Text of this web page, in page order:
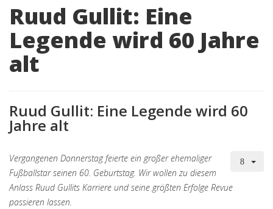
Ruud Gullit: Eine
Legende wird 60 Jahre
alt
Ruud Gullit: Eine Legende wird 60
Jahre alt
Vergangenen Donnerstag feierte ein großer ehemaliger
Fußballstar seinen 60. Geburtstag. Wir wollen zu diesem
Anlass Ruud Gullits Karriere und seine größten Erfolge Revue
passieren lassen.